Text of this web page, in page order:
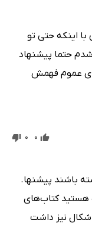
با اینکه حتی تو
حتما پیشنهاد
عموم فهمش
0
0
باشند پیشنها.
هستید کتاب‌های
نیز داشت